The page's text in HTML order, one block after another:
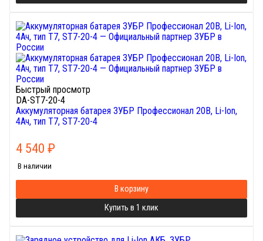
Быстрый просмотр
DA-ST7-20-4
Аккумуляторная батарея ЗУБР Профессионал 20В, Li-Ion,
4Ач, тип T7, ST7-20-4
4 540 ₽
В наличии
В корзину
Купить в 1 клик